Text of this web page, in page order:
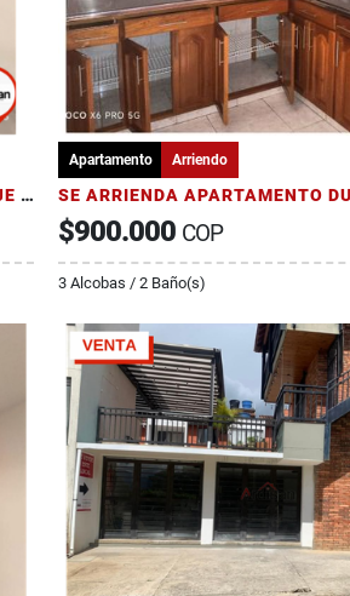
ARRIENDO CASA DE DOS PISOS CON GARAJE - PORTAL DE SARAVITA
Apartamento Arriendo
$900.000 COP
3 Alcobas / 2 Baño(s)